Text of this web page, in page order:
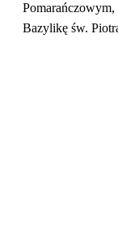
Bazylikę św.